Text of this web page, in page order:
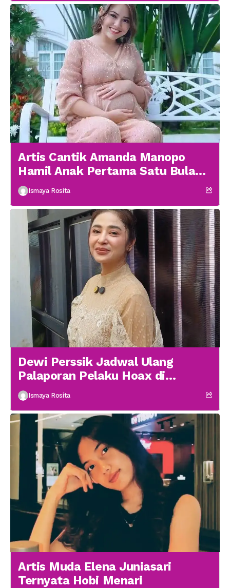
Artis Cantik Amanda Manopo
Hamil Anak Pertama Satu Bulan
menikah
Ismaya Rosita
Dewi Perssik Jadwal Ulang
Palaporan Pelaku Hoax di
Medsos
Ismaya Rosita
Artis Muda Elena Juniasari
Ternyata Hobi Menari